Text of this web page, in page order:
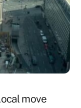
move